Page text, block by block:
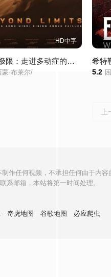
HD中字
超越极限：走进多动症的心灵：克服失败
蒙·布莱尔/ 5.2
作任何视频，不承担任何由于内容
系邮箱，本站将第一时间处理。
—奇虎地图—谷歌地图—必应爬虫